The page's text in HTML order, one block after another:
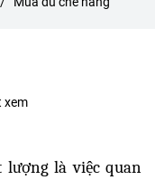
xem
lượng là việc quan